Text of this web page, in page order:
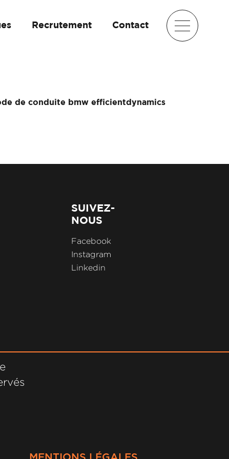
Recrutement Contact
de conduite bmw efficientdynamics
SUIVEZ-
NOUS
Facebook
Instagram
Linkedin